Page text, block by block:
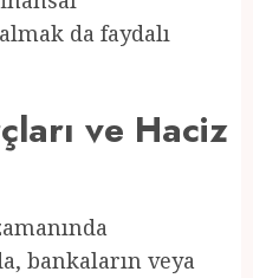
da faydalı
ve Haciz
bankaların veya